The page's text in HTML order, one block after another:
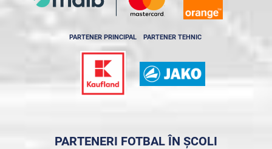
PARTENER PRINCIPAL PARTENER TEHNIC
PARTENERI FOTBAL ÎN ȘCOLI